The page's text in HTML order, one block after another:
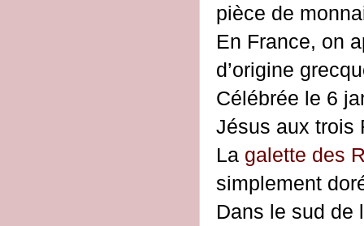
pièce de
En France, on
d’origine
Célébrée le 6
Jésus aux trois
La galette des
simplement
Dans le sud de